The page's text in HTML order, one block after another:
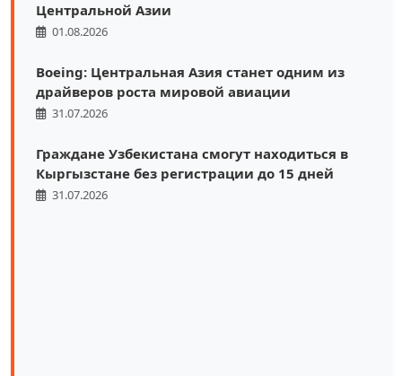
Центральной Азии
01.08.2026
Boeing: Центральная Азия станет одним из
драйверов роста мировой авиации
31.07.2026
Граждане Узбекистана смогут находиться в
Кыргызстане без регистрации до 15 дней
31.07.2026